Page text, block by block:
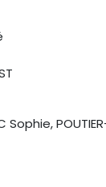
Sophie,